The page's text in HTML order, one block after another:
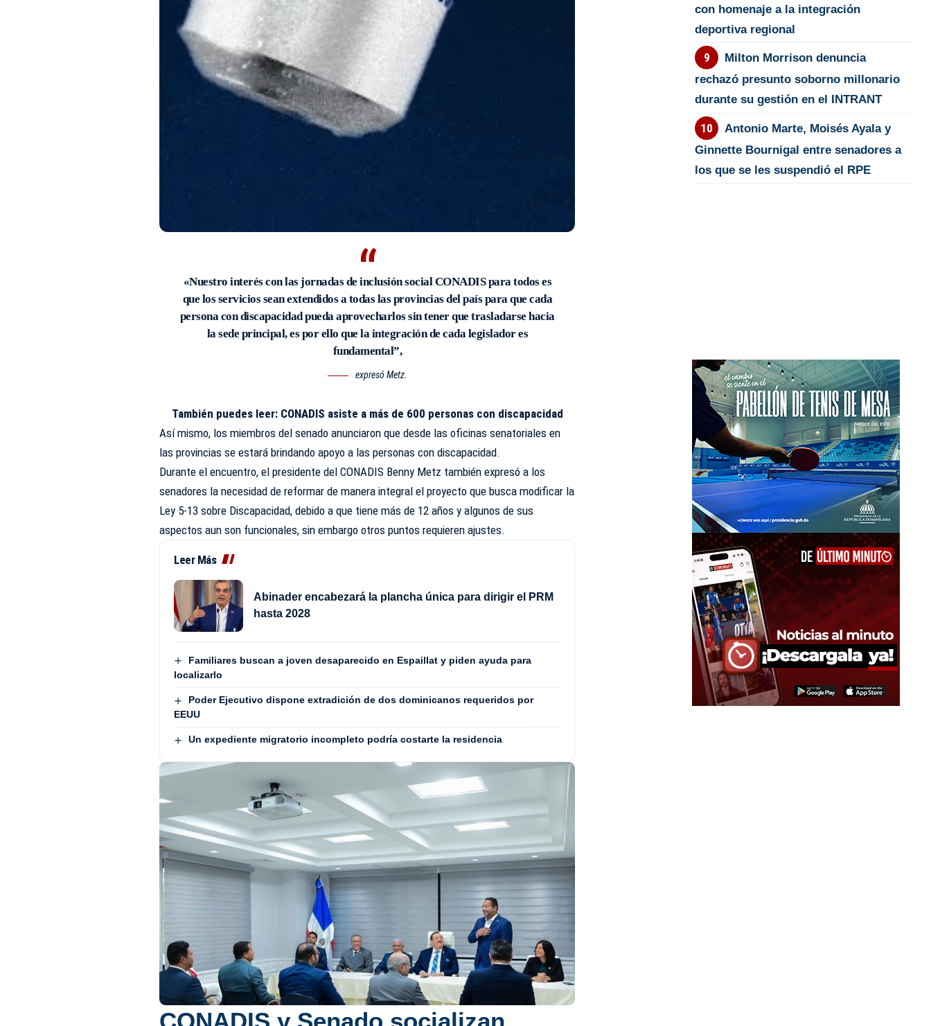
«Nuestro interés con las jornadas de inclusión social CONADIS para todos es
que los servicios sean extendidos a todas las provincias del país para que cada
persona con discapacidad pueda aprovecharlos sin tener que trasladarse hacia
la sede principal, es por ello que la integración de cada legislador es
fundamental”,
expresó Metz.
También puedes leer: CONADIS asiste a más de 600 personas con discapacidad
Así mismo, los miembros del senado anunciaron que desde las oficinas senatoriales en
las provincias se estará brindando apoyo a las personas con discapacidad.
Durante el encuentro, el presidente del CONADIS Benny Metz también expresó a los
senadores la necesidad de reformar de manera integral el proyecto que busca modificar la
Ley 5-13 sobre Discapacidad, debido a que tiene más de 12 años y algunos de sus
aspectos aun son funcionales, sin embargo otros puntos requieren ajustes.
Leer Más
Abinader encabezará la plancha única para dirigir el PRM
hasta 2028
Familiares buscan a joven desaparecido en Espaillat y piden ayuda para
localizarlo
Poder Ejecutivo dispone extradición de dos dominicanos requeridos por
EEUU
Un expediente migratorio incompleto podría costarte la residencia
con homenaje a la integración
deportiva regional
Milton Morrison denuncia
rechazó presunto soborno millonario
durante su gestión en el INTRANT
Antonio Marte, Moisés Ayala y
Ginnette Bournigal entre senadores a
los que se les suspendió el RPE